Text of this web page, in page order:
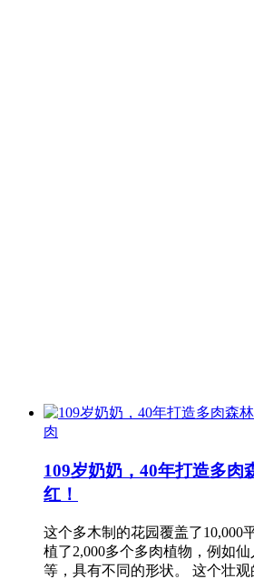
肉
109岁奶奶，40年打造多肉
红！
这个多木制的花园覆盖了10,000
植了2,000多个多肉植物，例如
等，具有不同的形状。 这个壮